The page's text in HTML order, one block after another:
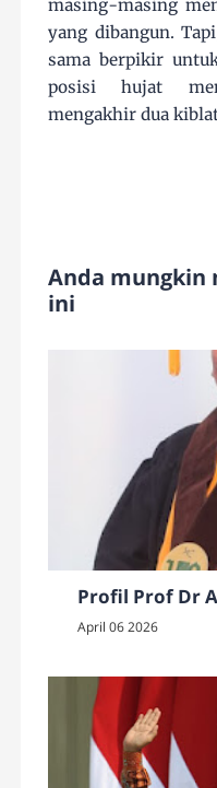
masing-masing
yang dibangun.
sama berpikir
posisi hujat
mengakhir dua
Anda mungkin
ini
Profil Prof Dr
April 06 2026